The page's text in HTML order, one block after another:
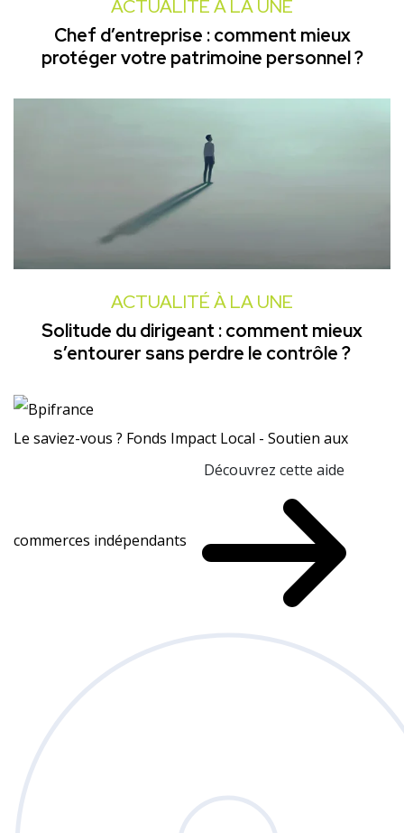
ACTUALITÉ À LA UNE
Chef d’entreprise : comment mieux
protéger votre patrimoine personnel ?
ACTUALITÉ À LA UNE
Solitude du dirigeant : comment mieux
s’entourer sans perdre le contrôle ?
Le saviez-vous ? Fonds Impact Local - Soutien aux
commerces indépendants
Découvrez cette aide